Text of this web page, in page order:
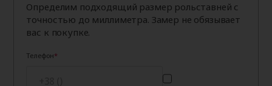
Определим подходящий размер рольставней с
точностью до миллиметра. Замер не обязывает
вас к покупке.
Телефон